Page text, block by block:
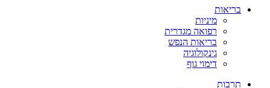
בריאות
מיניות
רפואה מגדרית
בריאות הנפש
גינקולוגיה
דימוי גוף
תרבות